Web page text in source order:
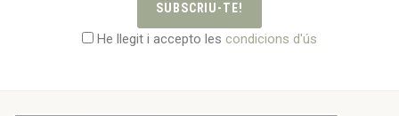
SUBSCRIU-TE!
He llegit i accepto les condicions d'ús